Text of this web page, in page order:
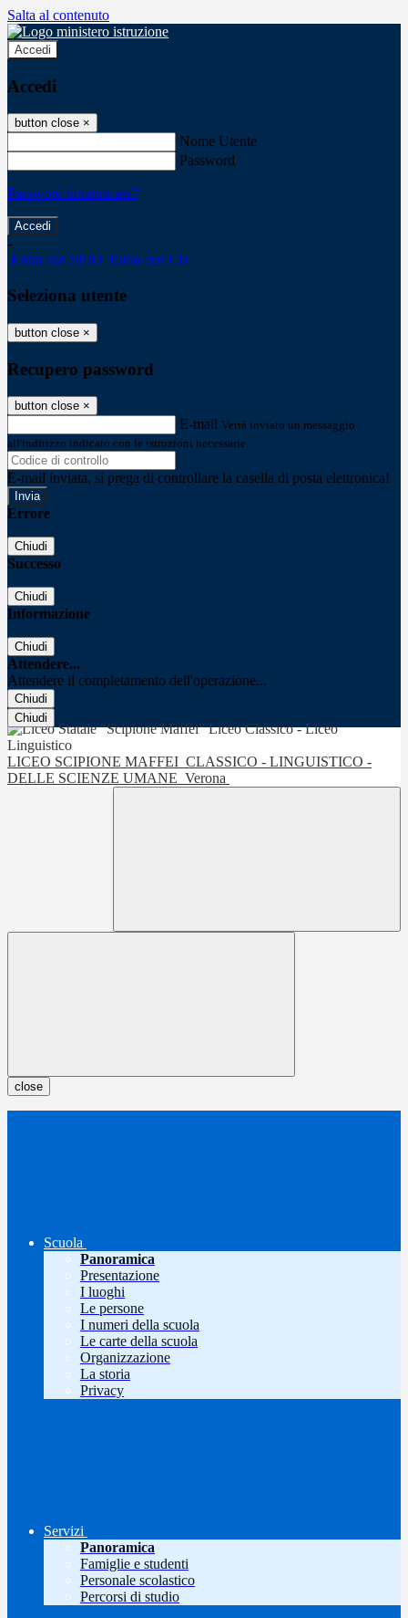
Salta al contenuto
Accedi
Accedi
button close ×
Nome Utente
Password
Password dimenticata?
-
Entra con SPID Entra con CIE
Seleziona utente
button close ×
Recupero password
button close ×
E-mail Verrà inviato un messaggio
all'indirizzo indicato con le istruzioni necessarie.
E-mail inviata, si prega di controllare la casella di posta elettronica!
Errore
Chiudi
Successo
Chiudi
Informazione
Chiudi
Attendere...
Attendere il completamento dell'operazione...
Chiudi
Chiudi
LICEO SCIPIONE MAFFEI CLASSICO - LINGUISTICO -
DELLE SCIENZE UMANE Verona
close
Scuola
Panoramica
Presentazione
I luoghi
Le persone
I numeri della scuola
Le carte della scuola
Organizzazione
La storia
Privacy
Servizi
Panoramica
Famiglie e studenti
Personale scolastico
Percorsi di studio